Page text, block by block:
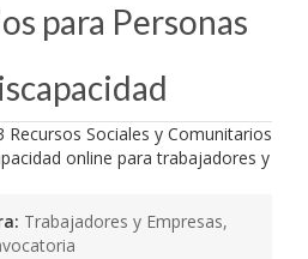
para Personas
Trabajadores y Empresas,